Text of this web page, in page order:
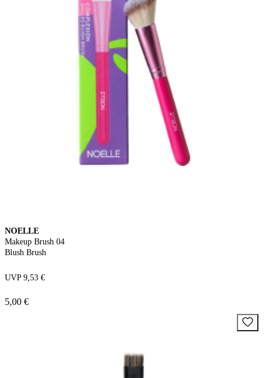
NOELLE
Makeup Brush 04
Blush Brush
UVP 9,53 €
5,00 €